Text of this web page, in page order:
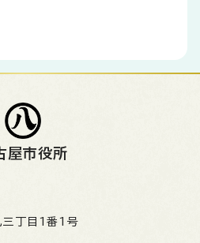
屋市役所
三丁目1番1号